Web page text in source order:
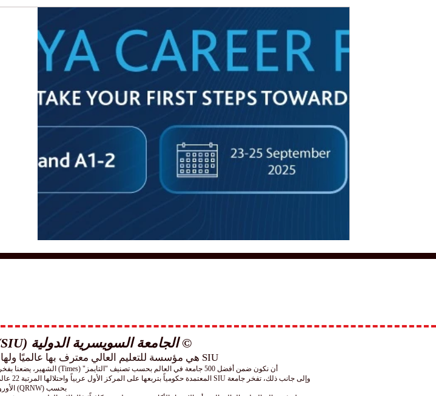
دعوة رسمية من مركز دبي التجاري
العالمي لمجموعة VBNN Smart
Education
يسعدنا أن نشارككم خبر تلقي دعوة رسمية من مركز دبي التجاري العالمي
فرصة...
© الجامعة السويسرية الدولية (SIU). جميع الحقوق محفوظة.
SIU هي مؤسسة للتعليم العالي معترف بها عالميًا ولها عمليات أكاديمية وإدارية في جميع أنحاء
أن نكون ضمن أفضل 500 جامعة في العالم بحسب تصنيف "التايمز" (Times) الشهير، يضعنا بفخر من بين أفضل 25 جامعة مدرجة في هذا التصنيف توفر دراستها باللغة العربية.
بحسب (QRNW) الأوروبي.